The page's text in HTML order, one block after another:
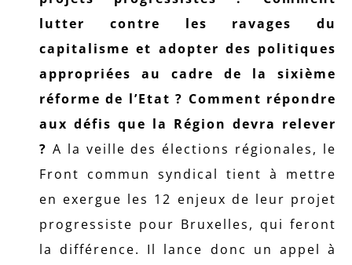
lutter contre les ravages du
capitalisme et adopter des politiques
appropriées au cadre de la sixième
réforme de l’Etat ? Comment répondre
aux défis que la Région devra relever
? A la veille des élections régionales, le
Front commun syndical tient à mettre
en exergue les 12 enjeux de leur projet
progressiste pour Bruxelles, qui feront
la différence. Il lance donc un appel à